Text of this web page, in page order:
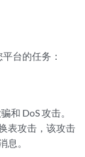
台的任务：
和 DoS 攻击。
表攻击，该攻击
息。